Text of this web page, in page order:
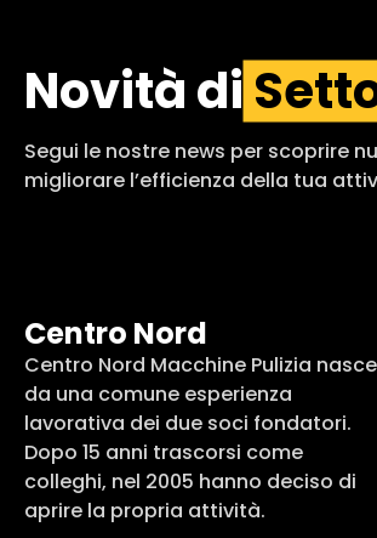
Novità di
Segui le nostre news per scoprire
migliorare l’efficienza della tua
Centro Nord
Centro Nord Macchine Pulizia nasce
da una comune esperienza
lavorativa dei due soci fondatori.
Dopo 15 anni trascorsi come
colleghi, nel 2005 hanno deciso di
aprire la propria attività.